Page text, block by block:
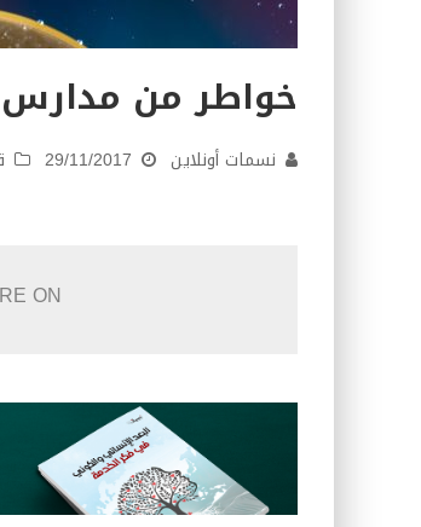
خواطر من
نسمات أونلاين 29/11/2017
ON: